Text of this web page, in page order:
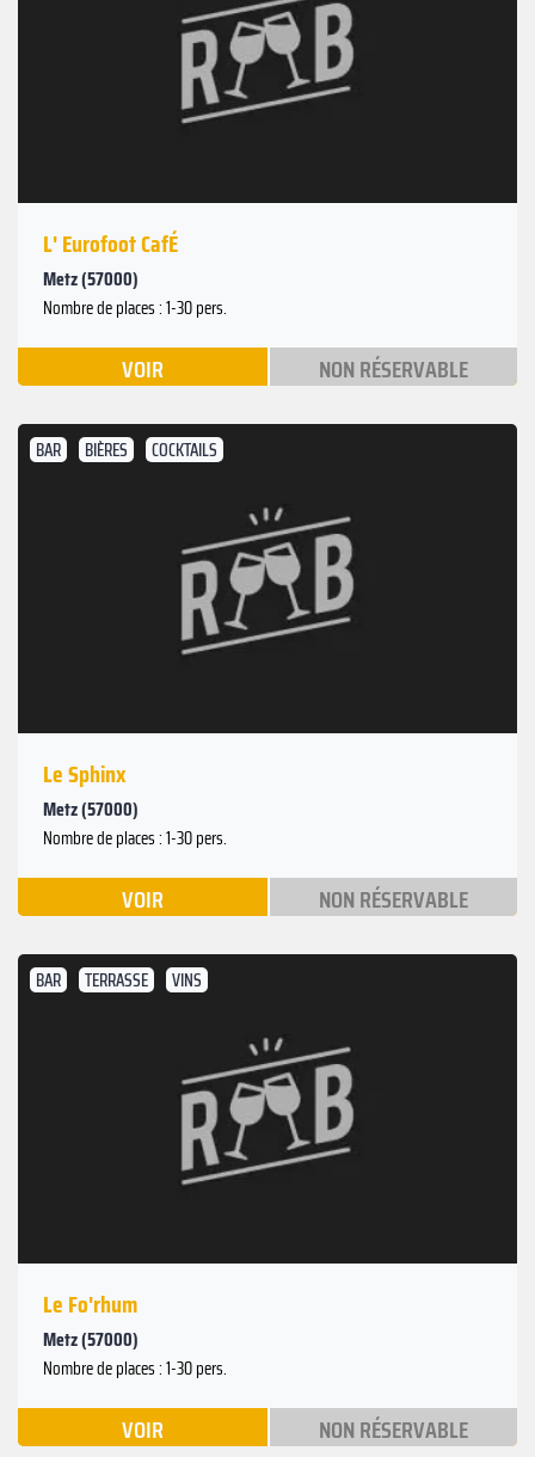
L' Eurofoot CafÉ
Metz (57000)
Nombre de places : 1-30 pers.
VOIR NON RÉSERVABLE
BAR BIÈRES COCKTAILS
Le Sphinx
Metz (57000)
Nombre de places : 1-30 pers.
VOIR NON RÉSERVABLE
BAR TERRASSE VINS
Le Fo'rhum
Metz (57000)
Nombre de places : 1-30 pers.
VOIR NON RÉSERVABLE